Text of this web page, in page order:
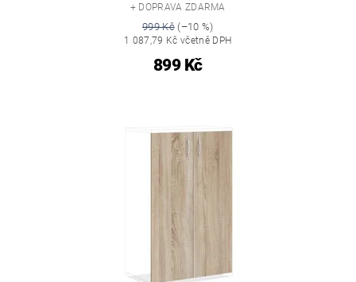
+ DOPRAVA ZDARMA
999 Kč(–10 %)
1 087,79 Kč včetně DPH
899 Kč